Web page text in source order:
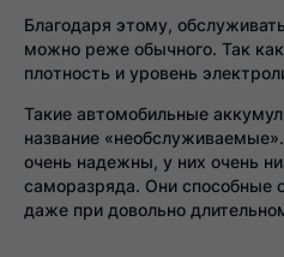
Благодаря этому,
можно реже обычного. Так
плотность и уровень
Такие автомобильные
название
очень надежны, у них очень
саморазряда. Они способные
даже при довольно